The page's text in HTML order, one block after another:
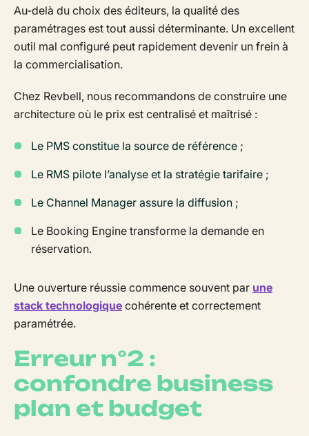
Au-delà du choix des éditeurs, la qualité des
paramétrages est tout aussi déterminante. Un excellent
outil mal configuré peut rapidement devenir un frein à
la commercialisation.
Chez Revbell, nous recommandons de construire une
architecture où le prix est centralisé et maîtrisé :
Le PMS constitue la source de référence ;
Le RMS pilote l’analyse et la stratégie tarifaire ;
Le Channel Manager assure la diffusion ;
Le Booking Engine transforme la demande en
réservation.
Une ouverture réussie commence souvent par une
stack technologique cohérente et correctement
paramétrée.
Erreur n°2 :
confondre business
plan et budget